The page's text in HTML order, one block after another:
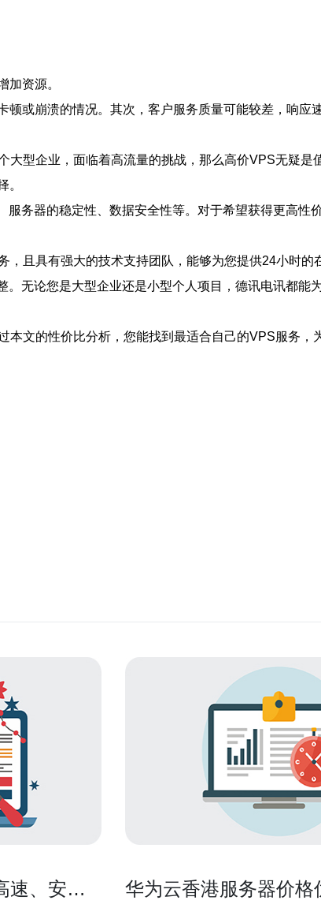
加资源。
或崩溃的情况。其次，客户服务质量可能较差，响应
型企业，面临着高流量的挑战，那么高价VPS无疑是
。
务器的稳定性、数据安全性等。对于希望获得更高性
且具有强大的技术支持团队，能够为您提供24小时的
无论您是大型企业还是小型个人项目，德讯电讯都能
文的性价比分析，您能找到最适合自己的VPS服务，
速、安全
华为云香港服务器价格